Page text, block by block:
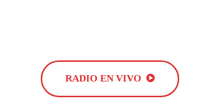
RADIO EN VIVO